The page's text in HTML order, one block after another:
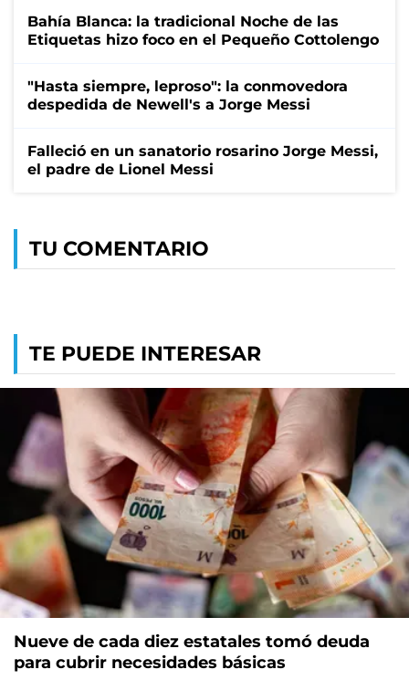
Bahía Blanca: la tradicional Noche de las
Etiquetas hizo foco en el Pequeño Cottolengo
"Hasta siempre, leproso": la conmovedora
despedida de Newell's a Jorge Messi
Falleció en un sanatorio rosarino Jorge Messi,
el padre de Lionel Messi
TU COMENTARIO
TE PUEDE INTERESAR
Nueve de cada diez estatales tomó deuda
para cubrir necesidades básicas